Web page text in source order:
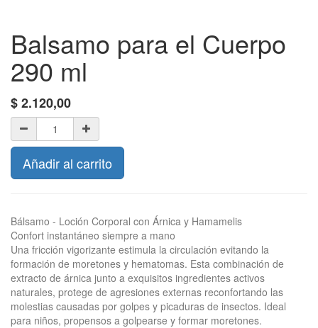
Balsamo para el Cuerpo
290 ml
$2.120,00
Añadir al carrito
Bálsamo - Loción Corporal con Árnica y Hamamelis
Confort instantáneo siempre a mano
Una fricción vigorizante estimula la circulación evitando la
formación de moretones y hematomas. Esta combinación de
extracto de árnica junto a exquisitos ingredientes activos
naturales, protege de agresiones externas reconfortando las
molestias causadas por golpes y picaduras de insectos. Ideal
para niños, propensos a golpearse y formar moretones.